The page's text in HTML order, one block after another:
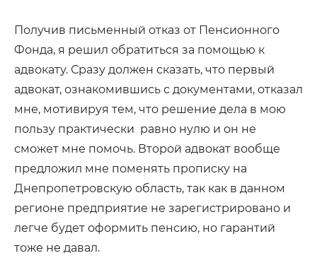
Получив письменный отказ от Пенсионного
Фонда, я решил обратиться за помощью к
адвокату. Сразу должен сказать, что первый
адвокат, ознакомившись с документами, отказал
мне, мотивируя тем, что решение дела в мою
пользу практически равно нулю и он не
сможет мне помочь. Второй адвокат вообще
предложил мне поменять прописку на
Днепропетровскую область, так как в данном
регионе предприятие не зарегистрировано и
легче будет оформить пенсию, но гарантий
тоже не давал.